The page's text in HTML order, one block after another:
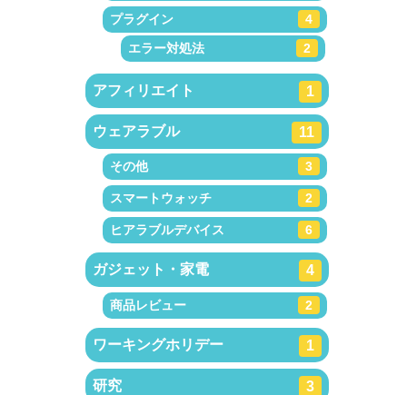
プラグイン
4
エラー対処法
2
アフィリエイト 1
ウェアラブル 11
その他 3
スマートウォッチ 2
ヒアラブルデバイス 6
ガジェット・家電 4
商品レビュー 2
ワーキングホリデー 1
研究 3